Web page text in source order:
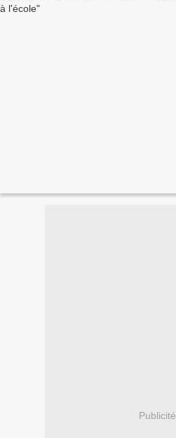
Publicité